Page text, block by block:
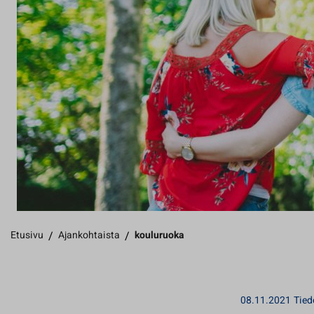
Etusivu / Ajankohtaista / kouluruoka
08.11.2021